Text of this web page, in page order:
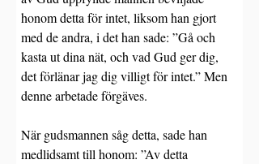
honom detta för intet, liksom han gjort
med de andra, i det han sade: ”Gå och
kasta ut dina nät, och vad Gud ger dig,
det förlänar jag dig villigt för intet.” Men
denne arbetade förgäves.
När gudsmannen såg detta, sade han
medlidsamt till honom: ”Av detta